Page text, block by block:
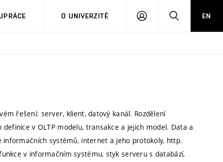
O UNIVERZITĚ
PŘIHLÁSIT HLEDATEN
řešení: server, klient, datový kanál. Rozdělení
v OLTP modelu, transakce a jejich model. Data a
systémů, internet a jeho protokoly, http.
v informačním systému, styk serveru s databází,